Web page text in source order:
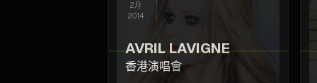
2月
2014
AVRIL LAVIGNE
香港演唱會